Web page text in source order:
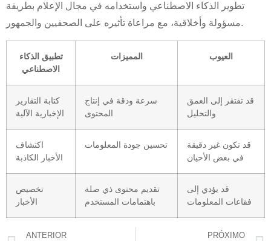
تطوير الذكاء الاصطناعي واستخدامه في مجال الإعلام بطريقة
مسؤولة وأخلاقية، مع مراعاة تأثيره على الصحفيين والجمهور.
تطبيق الذكاء
الاصطناعي
المميزات العيوب
كتابة التقارير
الإخبارية الآلية
سرعة ودقة في إنتاج
المحتوى
قد تفتقر إلى العمق
والتحليل
اكتشاف
الأخبار الكاذبة
تحسين جودة المعلومات
قد تكون غير دقيقة
في بعض الأحيان
تخصيص
الأخبار
تقديم محتوى ذي صلة
باهتمامات المستخدم
قد يؤدي إلى
فقاعات المعلومات
ANTERIOR PRÓXIMO